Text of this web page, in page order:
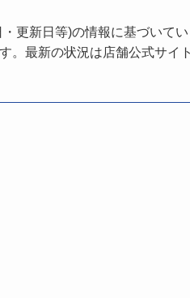
更新日等)の情報に基づいて
。最新の状況は店舗公式サ